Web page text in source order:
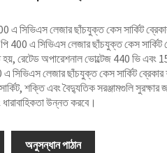
এ সিভিএস লেজার ছাঁচযুক্ত কেস সার্কিট
400 এ সিভিএস লেজার ছাঁচযুক্ত কেস
হয়, রেটেড অপারেশনাল ভোল্টেজ 440 ভি এবং
এ সিভিএস লেজার ছাঁচযুক্ত কেস সার্কিট
সার্কিট, শক্তি এবং বৈদ্যুতিক সরঞ্জামগুলি
উন্নত করবে।
অনুসন্ধান পাঠান